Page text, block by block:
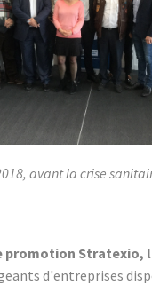
avant la crise
promotion Stratexio,
d'entreprises